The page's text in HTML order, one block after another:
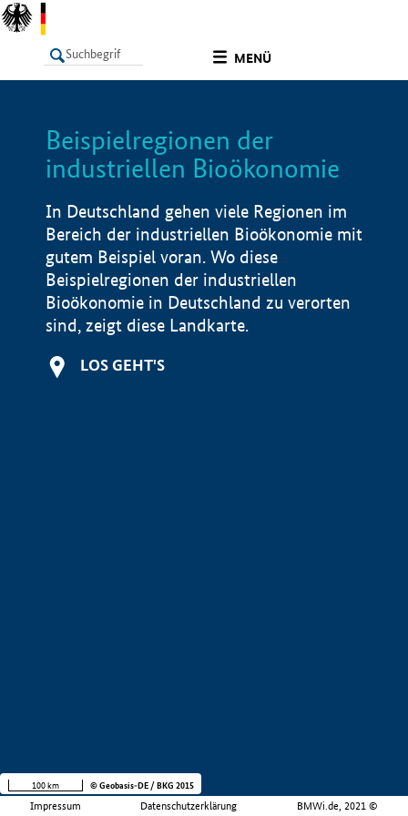
MENÜ
LISTE
Beispielregionen der
industriellen Bioökonomie
In Deutschland gehen viele Regionen im
Bereich der industriellen Bioökonomie mit
gutem Beispiel voran. Wo diese
Beispielregionen der industriellen
Bioökonomie in Deutschland zu verorten
sind, zeigt diese Landkarte.
LOS GEHT'S
Impressum Datenschutzerklärung BMWi.de, 2021 ©
100 km © Geobasis-DE / BKG 2015